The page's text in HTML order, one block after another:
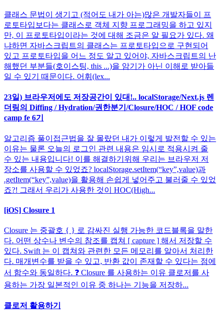
클래스 문법이 생기고 (적어도 내가 아는)많은 개발자들이 프
로토타입보다는 클래스로 객체 지향 프로그래밍을 하고 있지
만, 이 프로토타입이라는 것에 대해 조금은 알 필요가 있다. 왜
냐하면 자바스크립트의 클래스는 프로토타입으로 구현되어
있고 프로토타입을 어느 정도 알고 있어야, 자바스크립트의 난
해했던 부분들(호이스팅, this ...)을 암기가 아닌 이해로 받아들
일 수 있기 때문이다. 어휘(lex...
23일) 브라우저에도 저장공간이 있대!.. localStorage/Next.js 렌
더링의 Diffing / Hydration/권한분기/Closure/HOC / HOF code
camp fe 6기
알고리즘 풀이접근법을 잘 몰랐던 내가 이렇게 발전할 수 있는
이유는 물론 오늘의 로그인 관련 내용은 임시로 적용시켜 줄
수 있는 내용입니다! 이를 해결하기위해 우리는 브라우저 저
장소를 사용할 수 있었죠? localStorage.setItem(“key”,value)과
.getItem(“key”,value)을 활용해 손쉽게 넣어주고 불러줄 수 있었
죠?! 그래서 우리가 사용한 것이 HOC(High...
[iOS] Closure 1
Closure 는 중괄호 { } 로 감싸진 실행 가능한 코드블록을 말한
다. 어떤 상수나 변수의 참조를 캡쳐 [ capture ] 해서 저장할 수
있다. Swift 는 이 캡쳐와 관련한 모든 메모리를 알아서 처리한
다. 매개변수를 받을 수 있고, 반환 값이 존재할 수 있다는 점에
서 함수와 동일하다. ❓ Closure 를 사용하는 이유 클로저를 사
용하는 가장 일본적인 이유 중 하나는 기능을 저장하...
클로저 활용하기